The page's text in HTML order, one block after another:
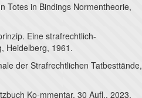
Totes in Bindings Normentheorie,
Eine strafrechtlich-
Heidelberg, 1961.
der Strafrechtlichen Tatbesttände,
Ko-mmentar, 30 Aufl., 2023.